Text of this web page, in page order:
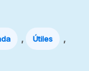
, Útiles ,